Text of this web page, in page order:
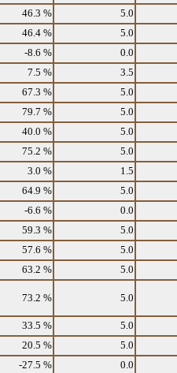
46.3 % 5.0
46.4 % 5.0
-8.6 % 0.0
7.5 % 3.5
67.3 % 5.0
79.7 % 5.0
40.0 % 5.0
75.2 % 5.0
3.0 % 1.5
64.9 % 5.0
-6.6 % 0.0
59.3 % 5.0
57.6 % 5.0
63.2 % 5.0
73.2 % 5.0
33.5 % 5.0
20.5 % 5.0
-27.5 % 0.0